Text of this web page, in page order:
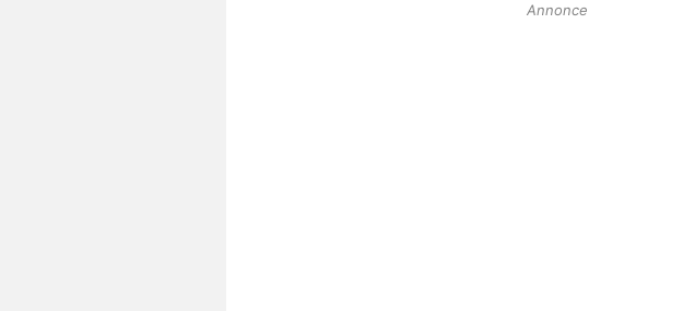
Annonce